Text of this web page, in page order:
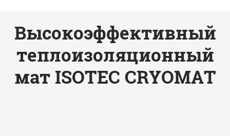
Высокоэффективный
теплоизоляционный
мат ISOTEC CRYOMAT